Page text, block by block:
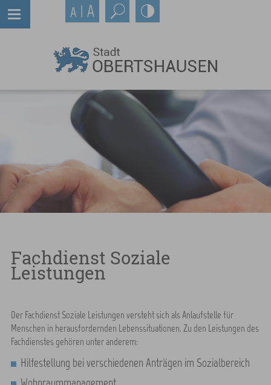
Fachdienst Soziale
Leistungen
Der Fachdienst Soziale Leistungen versteht sich als Anlaufstelle für
Menschen in herausfordernden Lebenssituationen. Zu den Leistungen des
Fachdienstes gehören unter anderem:
Hilfestellung bei verschiedenen Anträgen im Sozialbereich